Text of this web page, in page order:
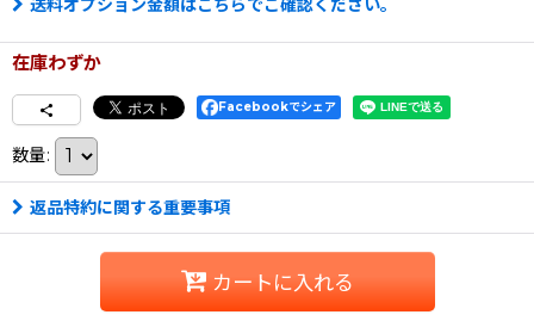
送料オプション金額はこちらでご確認ください。
在庫わずか
Facebookでシェア
数量:
返品特約に関する重要事項
カートに入れる